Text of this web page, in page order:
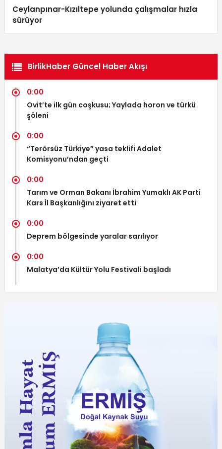
Ceylanpınar-Kızıltepe yolunda çalışmalar hızla
sürüyor
BirlikHaber Güncel Haber Akışı
0:00
Ovit’te ilk gün coşkusu; Yaylada horon ve türkü
şöleni
0:00
“Terörsüz Türkiye” yasa teklifi Adalet
Komisyonu’ndan geçti
0:00
Tarım ve Orman Bakanı İbrahim Yumaklı AK Parti
Kars İl Başkanlığını ziyaret etti
0:00
Deprem bölgesinde yaralar sarılıyor
0:00
Malatya’da Kültür Yolu Festivali başladı